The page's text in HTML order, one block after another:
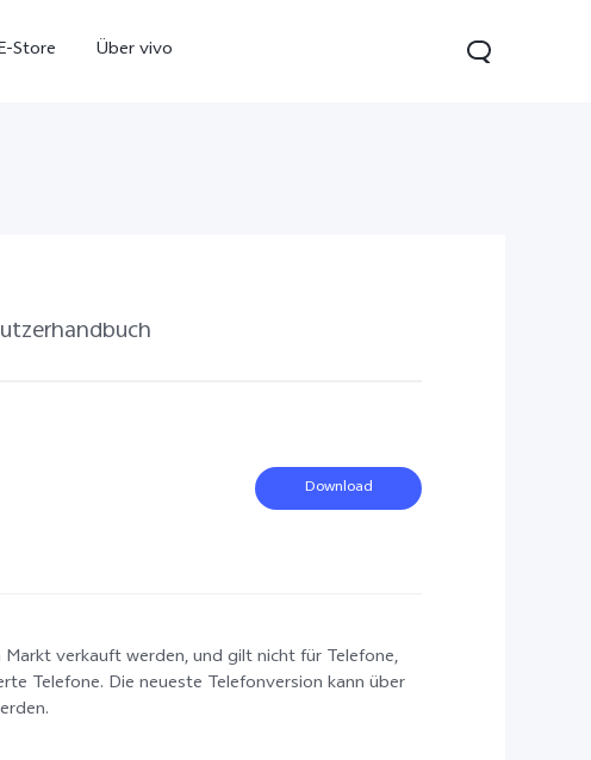
Store Über vivo
Download
verkauft werden, und gilt nicht für Telefone,
Telefone. Die neueste Telefonversion kann über